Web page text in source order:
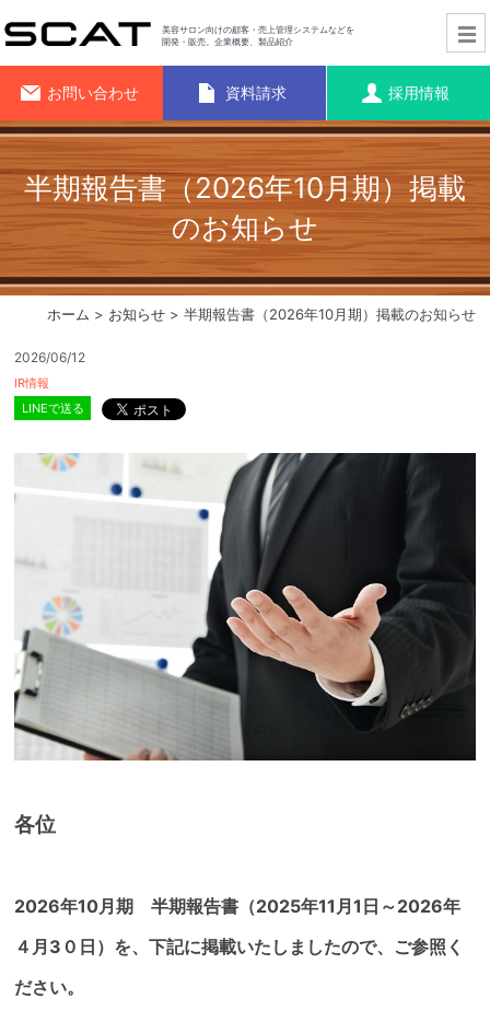
美容サロン向けの顧客・売上管理システムなどを
開発・販売。企業概要、製品紹介
お問い合わせ 資料請求 採用情報
ホーム > お知らせ> 半期報告書（2026年10月期）掲載のお知らせ
半期報告書（2026年10月期）掲載
のお知らせ
2026/06/12
IR情報
LINEで送る
各位
2026年10月期 半期報告書（2025年11月1日～2026年
４月3０日）を、下記に掲載いたしましたので、ご参照く
ださい。